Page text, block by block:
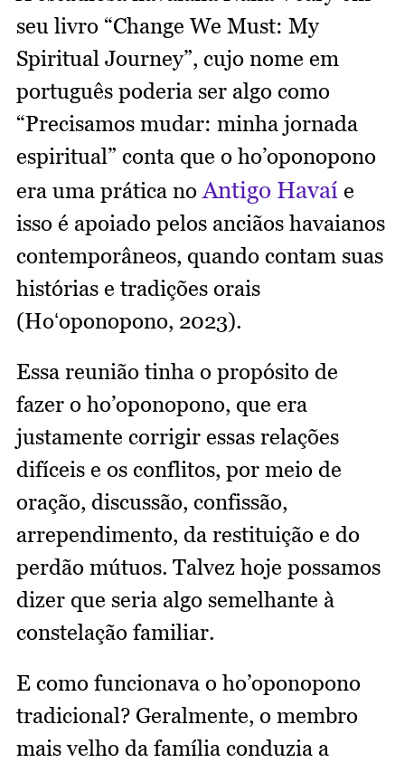
seu livro “Change We Must: My
Spiritual Journey”, cujo nome em
português poderia ser algo como
“Precisamos mudar: minha jornada
espiritual” conta que o ho’oponopono
era uma prática noAntigo Havaí e
isso é apoiado pelos anciãos havaianos
contemporâneos, quando contam suas
histórias e tradições orais
(Hoʻoponopono, 2023).
Essa reunião tinha o propósito de
fazer o ho’oponopono, que era
justamente corrigir essas relações
difíceis e os conflitos, por meio de
oração, discussão, confissão,
arrependimento, da restituição e do
perdão mútuos. Talvez hoje possamos
dizer que seria algo semelhante à
constelação familiar.
E como funcionava o ho’oponopono
tradicional? Geralmente, o membro
mais velho da família conduzia a